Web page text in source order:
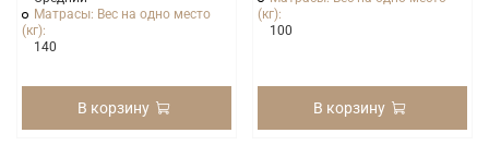
Матрасы: Вес на одно место
(кг):
140
В корзину
(кг):
100
В корзину